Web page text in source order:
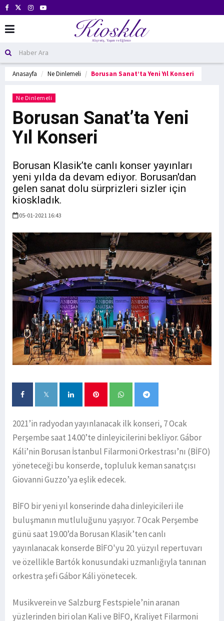
Anasayfa Ne Dinlemeli Borusan Sanat’ta Yeni Yıl Konseri
Ne Dinlemeli
Borusan Sanat’ta Yeni
Yıl Konseri
Borusan Klasik’te canlı konser yayınları
yeni yılda da devam ediyor. Borusan'dan
gelen sanat dolu sürprizleri sizler için
kioskladık.
05-01-2021 16:43
2021’in radyodan yayınlanacak ilk konseri, 7 Ocak
Perşembe saat 14.00’te dinleyicilerini bekliyor. Gábor
Káli’nin Borusan İstanbul Filarmoni Orkestrası’nı (BİFO)
yöneteceği bu konserde, topluluk keman sanatçısı
Giovanni Guzzo’ya eşlik edecek.
BİFO bir yeni yıl konserinde daha dinleyicileri ile
buluşmanın mutluluğunu yaşıyor. 7 Ocak Perşembe
günü saat 19.00’da Borusan Klasik’ten canlı
yayınlanacak konserde BİFO'yu 20. yüzyıl repertuvarı
ve özellikle Bartók konusundaki uzmanlığıyla tanınan
orkestra şefi Gábor Káli yönetecek.
Musikverein ve Salzburg Festspiele’nin aranan
yüzlerinden biri olan Kali ve BİFO, Kraliyet Filarmoni